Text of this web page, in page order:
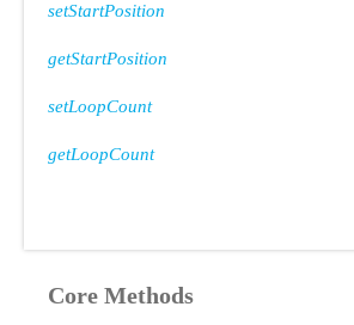
setStartPosition
getStartPosition
setLoopCount
getLoopCount
Core Methods